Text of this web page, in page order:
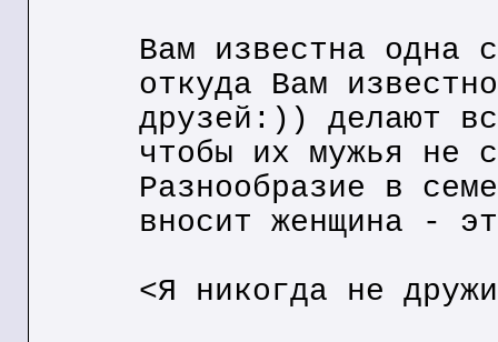
Вам известна одна
откуда Вам
друзей:)) делают
чтобы их мужья не
Разнообразие в
вносит женщина -
<Я никогда не